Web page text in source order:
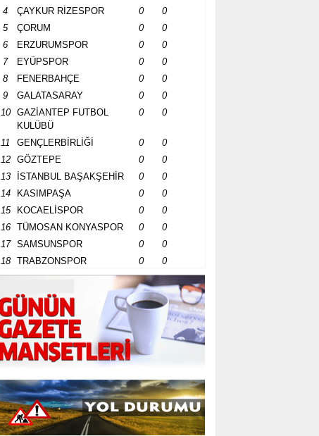
4 ÇAYKUR RİZESPOR 0
0
5
ÇORUM 0
0
6
ERZURUMSPOR 0
0
7
EYÜPSPOR 0
0
8
FENERBAHÇE 0
0
9
GALATASARAY 0
0
10
GAZİANTEP FUTBOL
KULÜBÜ
0 0
11 GENÇLERBİRLİĞİ 0
0
12
GÖZTEPE 0
0
13
İSTANBUL BAŞAKŞEHİR 0
0
14
KASIMPAŞA 0
0
15
KOCAELİSPOR 0
0
16
TÜMOSAN KONYASPOR 0
0
17
SAMSUNSPOR 0
0
18
TRABZONSPOR 0 0